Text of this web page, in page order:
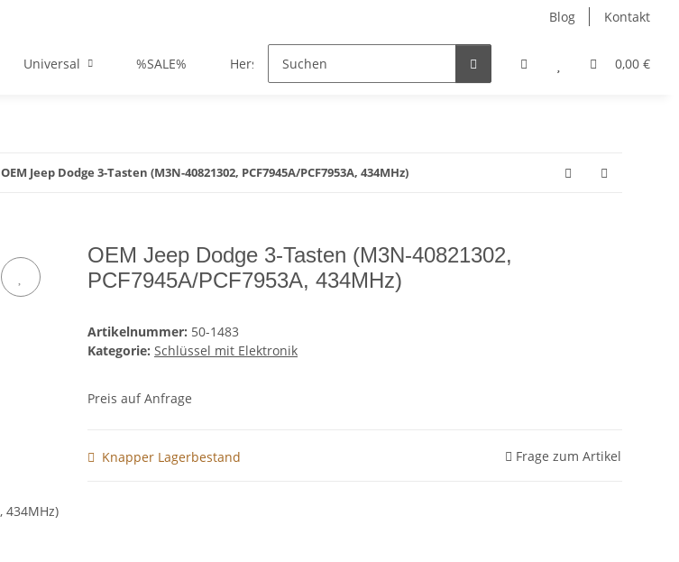
Blog Kontakt
0,00 €
Universal %SALE% Hersteller
OEM Jeep Dodge 3-Tasten (M3N-40821302, PCF7945A/PCF7953A, 434MHz)
OEM Jeep Dodge 3-Tasten (M3N-40821302,
PCF7945A/PCF7953A, 434MHz)
Artikelnummer: 50-1483
Kategorie: Schlüssel mit Elektronik
Preis auf Anfrage
Knapper Lagerbestand Frage zum Artikel